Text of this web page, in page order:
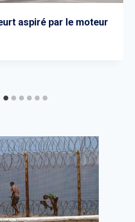
aspiré par le moteur